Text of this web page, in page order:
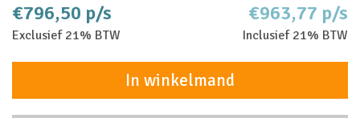
€796,50 p/s
Exclusief 21% BTW
€963,77 p/s
Inclusief 21% BTW
In winkelmand